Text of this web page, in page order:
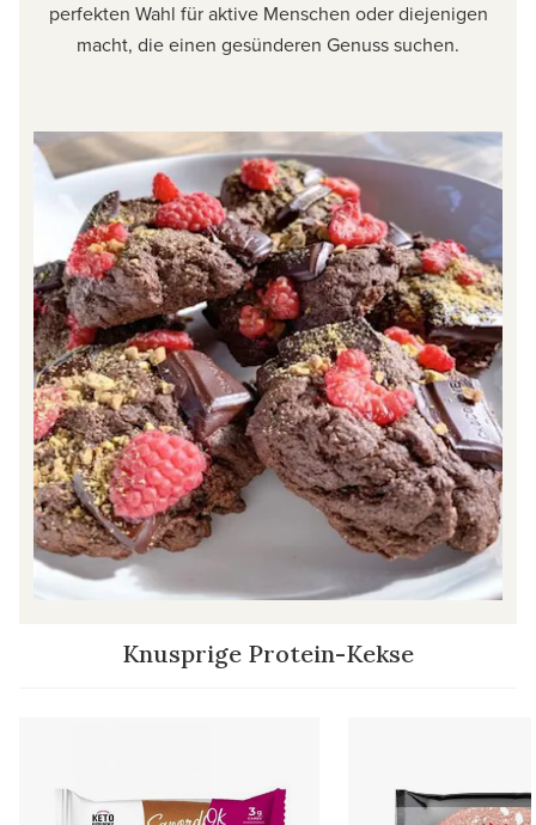
perfekten Wahl für aktive Menschen oder diejenigen
macht, die einen gesünderen Genuss suchen.
Knusprige Protein-Kekse